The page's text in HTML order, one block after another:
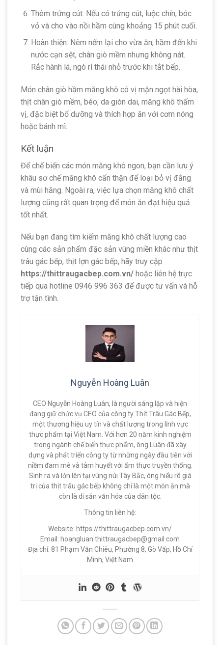
Thêm trứng cút: Nếu có trứng cút, luộc chín, bóc
vỏ và cho vào nồi hầm cùng khoảng 15 phút cuối.
Hoàn thiện: Nêm nếm lại cho vừa ăn, hầm đến khi
nước cạn sệt, chân giò mềm nhưng không nát.
Rắc hành lá, ngò rí thái nhỏ trước khi tắt bếp.
Món chân giò hầm măng khô có vị mặn ngọt hài hòa,
thịt chân giò mềm, béo, da giòn dai, măng khô thấm
vị, đặc biệt bổ dưỡng và thích hợp ăn với cơm nóng
hoặc bánh mì.
Kết luận
Để chế biến các món măng khô ngon, bạn cần lưu ý
khâu sơ chế măng khô cẩn thận để loại bỏ vị đắng
và mùi hăng. Ngoài ra, việc lựa chọn măng khô chất
lượng cũng rất quan trọng để món ăn đạt hiệu quả
tốt nhất.
Nếu bạn đang tìm kiếm măng khô chất lượng cao
cùng các sản phẩm đặc sản vùng miền khác như thịt
trâu gác bếp, thịt lợn gác bếp, hãy truy cập
https://thittraugacbep.com.vn/ hoặc liên hệ trực
tiếp qua hotline 0946 996 363 để được tư vấn và hỗ
trợ tận tình.
Nguyễn Hoàng Luân
CEO Nguyễn Hoàng Luân, là người sáng lập và hiện
đang giữ chức vụ CEO của công ty Thịt Trâu Gác Bếp,
một thương hiệu uy tín và chất lượng trong lĩnh vực
thực phẩm tại Việt Nam. Với hơn 20 năm kinh nghiệm
trong ngành chế biến thực phẩm, ông Luân đã xây
dựng và phát triển công ty từ những ngày đầu tiên với
niềm đam mê và tâm huyết với ẩm thực truyền thống.
Sinh ra và lớn lên tại vùng núi Tây Bắc, ông hiểu rõ giá
trị của thịt trâu gác bếp không chỉ là một món ăn mà
còn là di sản văn hóa của dân tộc.
Thông tin liên hệ:
Website: https://thittraugacbep.com.vn/
Email: hoangluan.thittraugacbep@gmail.com
Địa chỉ: 81 Phạm Văn Chiêu, Phường 8, Gò Vấp, Hồ Chí
Minh, Việt Nam